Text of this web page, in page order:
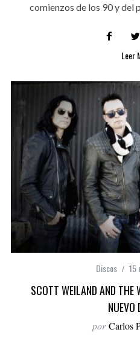
comienzos de los 90 y
Leer
Discos 15
SCOTT WEILAND AND THE
NUEVO
por Carlos